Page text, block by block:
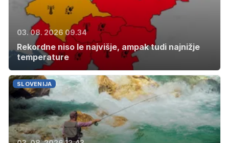
03. 08. 2026 09.34
Rekordne niso le najvišje, ampak tudi najnižje
temperature
SLOVENIJA